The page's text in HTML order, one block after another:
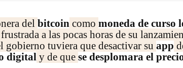
del bitcoin como moneda de curso
a las pocas horas de su
gobierno tuviera que desactivar su app
digital y de que se desplomara el